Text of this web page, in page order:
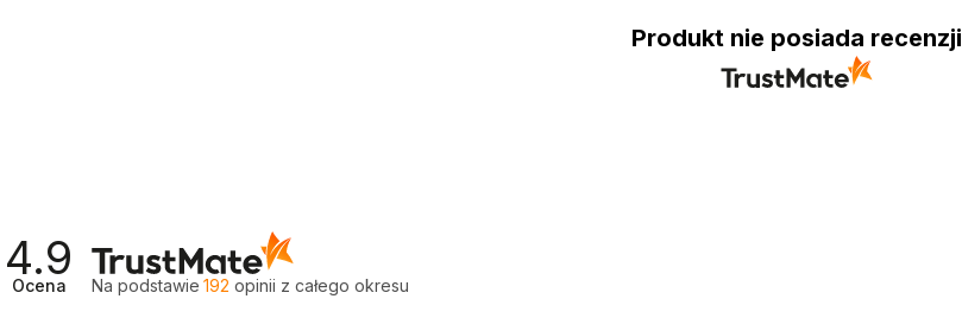
Produkt nie posiada recenzji
4.9
Ocena Na podstawie 192 opinii z całego okresu